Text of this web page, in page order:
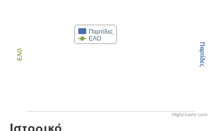
Παρτίδες
ΕΛΟ
ΕΛΟ Παρτίδες
Highcharts.com
Ιστορικό